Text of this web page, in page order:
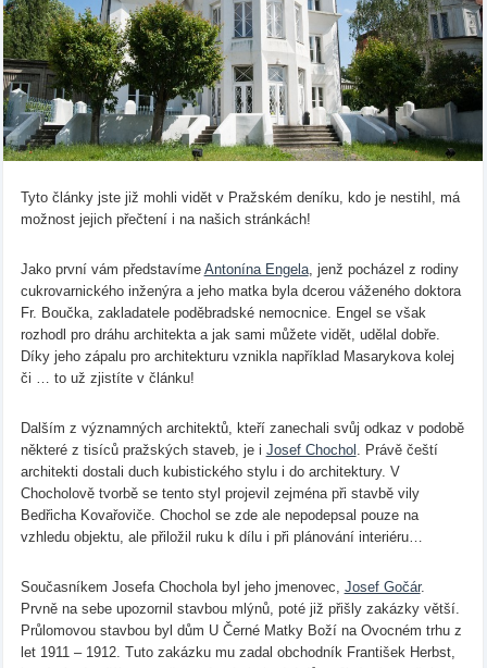
Tyto články jste již mohli vidět v Pražském deníku, kdo je nestihl, má
možnost jejich přečtení i na našich stránkách!
Jako první vám představíme Antonína Engela, jenž pocházel z rodiny
cukrovarnického inženýra a jeho matka byla dcerou váženého doktora
Fr. Boučka, zakladatele poděbradské nemocnice. Engel se však
rozhodl pro dráhu architekta a jak sami můžete vidět, udělal dobře.
Díky jeho zápalu pro architekturu vznikla například Masarykova kolej
či … to už zjistíte v článku!
Dalším z významných architektů, kteří zanechali svůj odkaz v podobě
některé z tisíců pražských staveb, je i Josef Chochol
. Právě čeští
architekti dostali duch kubistického stylu i do architektury. V
Chocholově tvorbě se tento styl projevil zejména při stavbě vily
Bedřicha Kovařoviče. Chochol se zde ale nepodepsal pouze na
vzhledu objektu, ale přiložil ruku k dílu i při plánování interiéru…
Současníkem Josefa Chochola byl jeho jmenovec, Josef Gočár.
Prvně na sebe upozornil stavbou mlýnů, poté již přišly zakázky větší.
Průlomovou stavbou byl dům U Černé Matky Boží na Ovocném trhu z
let 1911 – 1912. Tuto zakázku mu zadal obchodník František Herbst,